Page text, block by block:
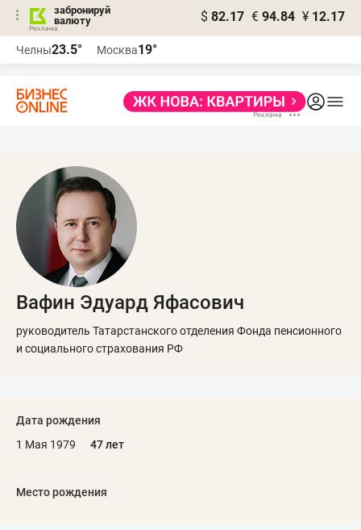
забронируй
валюту
$ 82.17 € 94.84 ¥ 12.17
Челны23.5° Москва19°
Вафин Эдуард Яфасович
руководитель Татарстанского отделения Фонда пенсионного
и социального страхования РФ
Дата рождения
1 Мая 1979
47 лет
Место рождения